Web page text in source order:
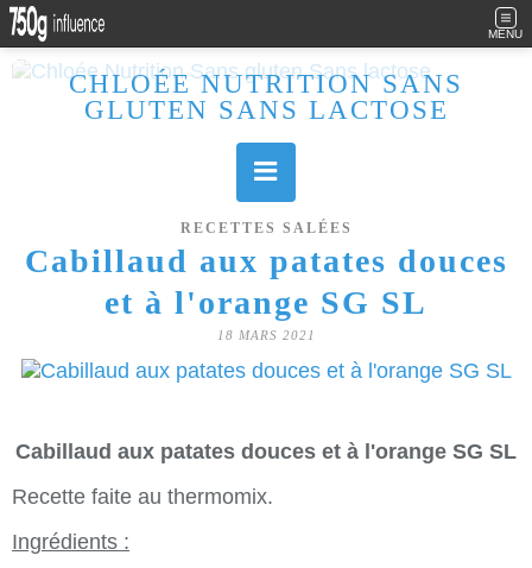
MENU
CHLOÉE NUTRITION SANS
GLUTEN SANS LACTOSE
RECETTES SALÉES
Cabillaud aux patates douces
et à l'orange SG SL
18 MARS 2021
Cabillaud aux patates douces et à l'orange SG SL
Recette faite au thermomix.
Ingrédients :